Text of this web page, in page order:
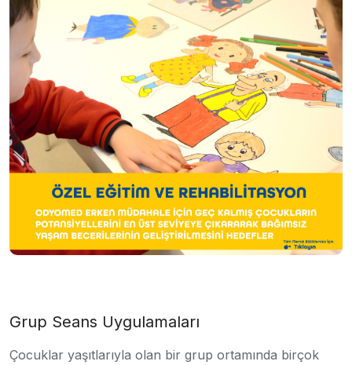
Grup Seans Uygulamaları
Çocuklar yaşıtlarıyla olan bir grup ortamında birçok